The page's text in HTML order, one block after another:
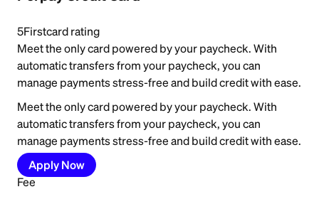
5Firstcard rating
Meet the only card powered by your paycheck. With
automatic transfers from your paycheck, you can
manage payments stress-free and build credit with ease.
Meet the only card powered by your paycheck. With
automatic transfers from your paycheck, you can
manage payments stress-free and build credit with ease.
Apply Now
Fee